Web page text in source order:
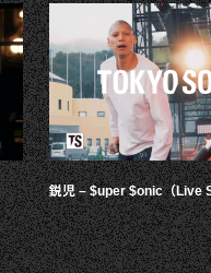
鋭児 – $uper $onic（Live